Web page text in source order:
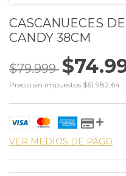
CASCANUECES
CANDY 38CM
$79.999
Precio sin impuestos $61.982,64
VER MEDIOS DE PAGO